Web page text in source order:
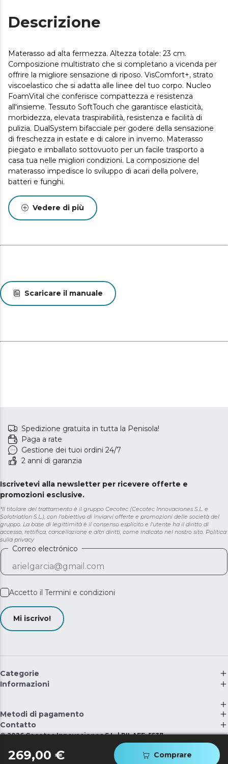
269,00 € Comprare
Descrizione
Materasso ad alta fermezza. Altezza totale: 23 cm.
Composizione multistrato che si completano a vicenda per
offrire la migliore sensazione di riposo. VisComfort+, strato
viscoelastico che si adatta alle linee del tuo corpo. Nucleo
FoamVital che conferisce compattezza e resistenza
all'insieme. Tessuto SoftTouch che garantisce elasticità,
morbidezza, elevata traspirabilità, resistenza e facilità di
pulizia. DualSystem bifacciale per godere della sensazione
di freschezza in estate e di calore in inverno. Materasso
piegato e imballato sottovuoto per un facile trasporto a
casa tua nelle migliori condizioni. La composizione del
materasso impedisce lo sviluppo di acari della polvere,
batteri e funghi.
Vedere di più
Scaricare il manuale
Spedizione gratuita in tutta la Penisola!
Paga a rate
Gestione dei tuoi ordini 24/7
2 anni di garanzia
Iscrivetevi alla newsletter per ricevere offerte e
promozioni esclusive.
*Il titolare del trattamento è il gruppo Cecotec (Cecotec Innovaciones S.L. e
Solotriatlon S.L.), con l'obiettivo di inviarvi offerte e promozioni delle società del
gruppo. La base di legittimità è il consenso esplicito e l'utente ha il diritto di
accesso, rettifica, cancellazione e altri diritti, come indicato nel nostro sito. Politica
sulla privacy
Correo electrónico
Accetto il Termini e condizioni
Mi iscrivo!
Categorie
Informazioni
Metodi di pagamento
Contatto
©2026 Cecotec Innovaciones S.L. | RII-AEE: 5537